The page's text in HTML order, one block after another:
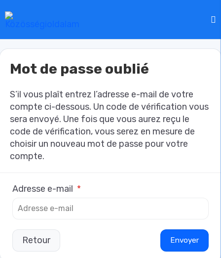
Mot de passe oublié
S’il vous plaît entrez l’adresse e-mail de votre
compte ci-dessous. Un code de vérification vous
sera envoyé. Une fois que vous aurez reçu le
code de vérification, vous serez en mesure de
choisir un nouveau mot de passe pour votre
compte.
Adresse e-mail *
Retour